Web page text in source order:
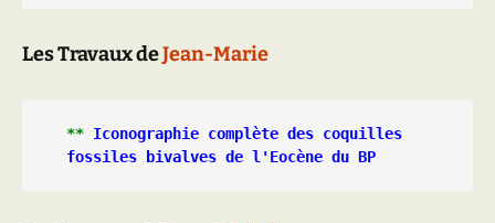
Les Travaux deJean-Marie
** Iconographie complète des coquilles
fossiles bivalves de l'Eocène du BP